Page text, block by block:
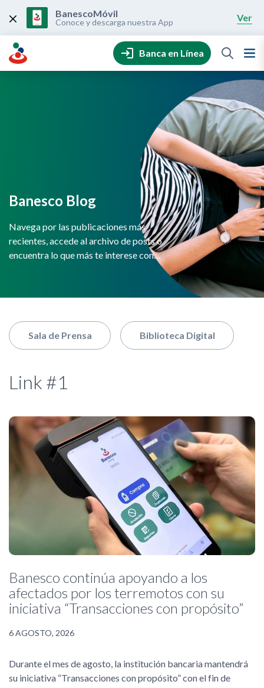
content
BanescoMóvil
Conoce y descarga nuestra App Ver
Banca en Línea
Banesco Blog
Navega por las publicaciones más
recientes, accede al archivo de posts o
encuentra lo que más te interese con
Sala de Prensa Biblioteca Digital
Link #1
Banesco continúa apoyando a los
afectados por los terremotos con su
iniciativa “Transacciones con propósito”
6 AGOSTO, 2026
Durante el mes de agosto, la institución bancaria mantendrá
su iniciativa “Transacciones con propósito” con el fin de